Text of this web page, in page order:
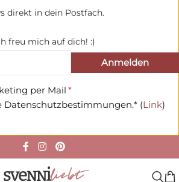
direkt in dein Postfach.
freu mich auf dich! :)
per Mail
Datenschutzbestimmungen.* (Link)